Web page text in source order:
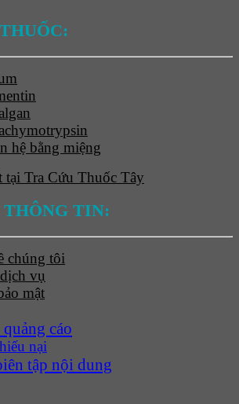
hệ bằng miệng
Tra Cứu Thuốc Tây
TIN:
chúng tôi
vụ
mật
cáo
nại
tập nội dung